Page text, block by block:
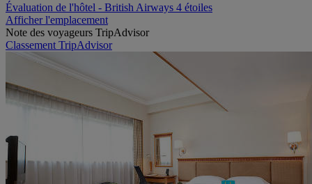
Évaluation de l'hôtel - British Airways 4 étoiles
Afficher l'emplacement
Note des voyageurs TripAdvisor
Classement TripAdvisor